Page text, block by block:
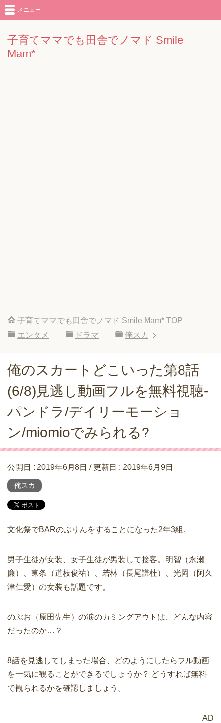
子育てママでも田舎でノマド Smile
Mam*
メニュー
子育てママでも田舎でノマド Smile Mam* TOP
エンタメ
ドラマ 俺スカ
俺のスカートどこいった第8話
(6/8)見逃し動画フルを無料視聴-
パンドラ/デイリーモーショ
ン/miomioでみられる?
公開日 : 2019年6月8日 / 更新日 : 2019年6月9日
俺スカ
文化祭でBARのぶりんをすることになった2年3組。
男子生徒が女装、女子生徒が男装して接客。明智（永瀬
廉）、東条（道枝俊祐）、若林（長尾謙杜）、光岡（阿久
津仁愛）の女装も話題です。
のぶお（原田先生）の涙のカミングアウトは、どんな内容
だったのか…？
8話を見逃してしまった場合、どのようにしたらフル動画
を一気に観ることができるでしょうか？ どうすれば無料
で観られるかを確認しましょう。
AD